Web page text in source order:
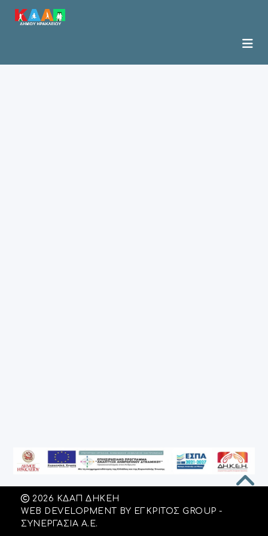
2026 ΚΔΑΠ ΔΗΚΕΗ
WEB DEVELOPMENT BY ΕΓΚΡΙΤΟΣ GROUP -
ΣΥΝΕΡΓΑΣΙΑ Α.Ε.